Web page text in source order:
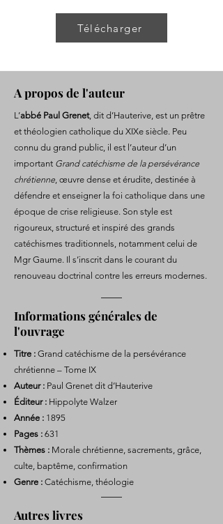
Télécharger
A propos de l'auteur
L’abbé Paul Grenet, dit d’Hauterive, est un prêtre
et théologien catholique du XIXe siècle. Peu
connu du grand public, il est l’auteur d’un
important Grand catéchisme de la persévérance
chrétienne, œuvre dense et érudite, destinée à
défendre et enseigner la foi catholique dans une
époque de crise religieuse. Son style est
rigoureux, structuré et inspiré des grands
catéchismes traditionnels, notamment celui de
Mgr Gaume. Il s’inscrit dans le courant du
renouveau doctrinal contre les erreurs modernes.
Informations générales de
l'ouvrage
Titre : Grand catéchisme de la persévérance
chrétienne – Tome IX
Auteur : Paul Grenet dit d’Hauterive
Éditeur : Hippolyte Walzer
Année : 1895
Pages : 631
Thèmes : Morale chrétienne, sacrements, grâce,
culte, baptême, confirmation
Genre : Catéchisme, théologie
Autres livres